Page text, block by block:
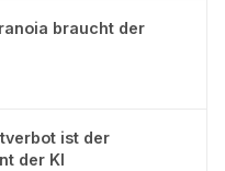
braucht der
ist der
der KI